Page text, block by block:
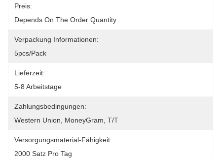
Preis:
Depends On The Order Quantity
Verpackung Informationen:
5pcs/pack
Lieferzeit:
5-8 Arbeitstage
Zahlungsbedingungen:
Western Union, MoneyGram, T/T
Versorgungsmaterial-Fähigkeit:
2000 Satz Pro Tag